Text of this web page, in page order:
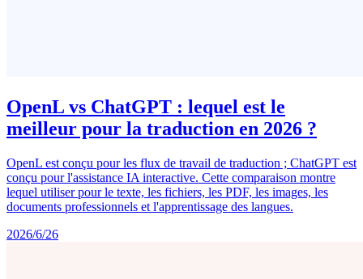
OpenL vs ChatGPT : lequel est le
meilleur pour la traduction en 2026 ?
OpenL est conçu pour les flux de travail de traduction ; ChatGPT est
conçu pour l'assistance IA interactive. Cette comparaison montre
lequel utiliser pour le texte, les fichiers, les PDF, les images, les
documents professionnels et l'apprentissage des langues.
2026/6/26